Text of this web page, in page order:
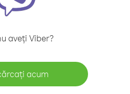
aveți Viber?
acum